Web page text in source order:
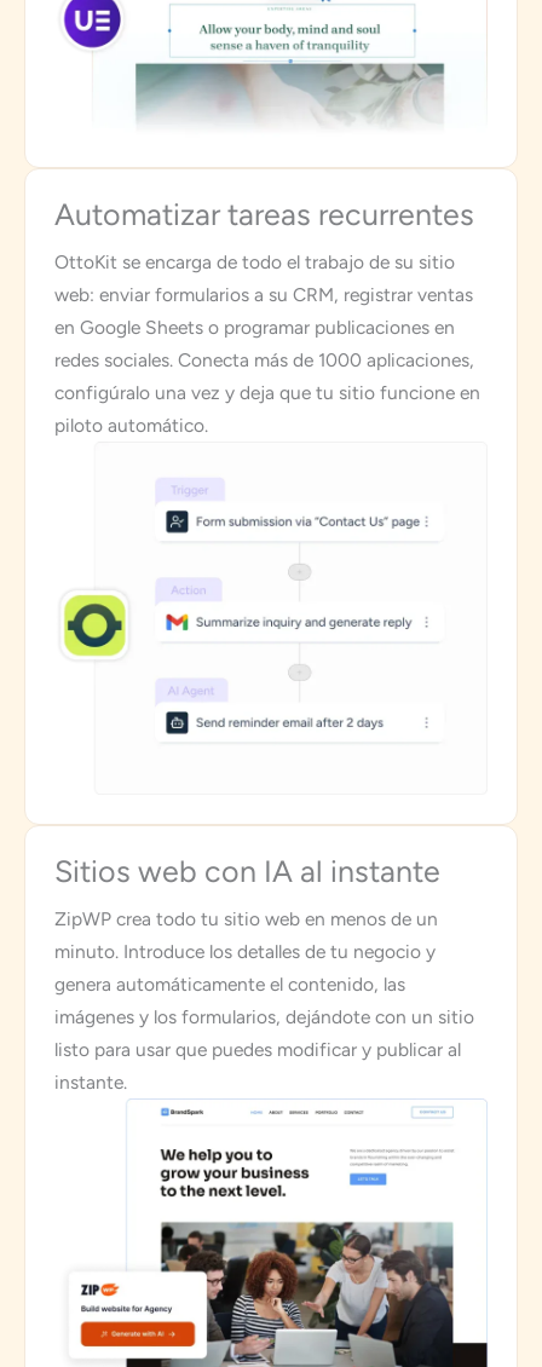
Automatizar tareas recurrentes
OttoKit se encarga de todo el trabajo de su sitio
web: enviar formularios a su CRM, registrar ventas
en Google Sheets o programar publicaciones en
redes sociales. Conecta más de 1000 aplicaciones,
configúralo una vez y deja que tu sitio funcione en
piloto automático.
Sitios web con IA al instante
ZipWP crea todo tu sitio web en menos de un
minuto. Introduce los detalles de tu negocio y
genera automáticamente el contenido, las
imágenes y los formularios, dejándote con un sitio
listo para usar que puedes modificar y publicar al
instante.